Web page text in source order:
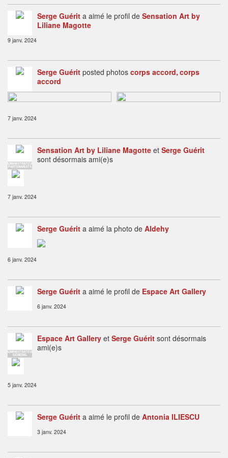
Serge Guérit a aimé le profil de Sensation Art by
Liliane Magotte
9 janv. 2024
Serge Guérit posted photos corps accord corps
accord
7 janv. 2024
ADMINISTRATEUR
PARTENARIATS
Sensation Art by Liliane Magotte et Serge Guérit
sont désormais ami(e)s
7 janv. 2024
Serge Guérit a aimé la photo de Aldehy
6 janv. 2024
Serge Guérit a aimé le profil de Espace Art Gallery
6 janv. 2024
ADMINISTRATEUR
GENERAL
Espace Art Gallery et Serge Guérit sont désormais
ami(e)s
5 janv. 2024
Serge Guérit a aimé le profil de Antonia ILIESCU
3 janv. 2024